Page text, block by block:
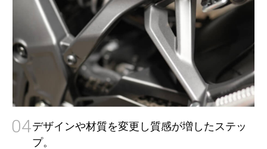
04デザインや材質を変更し質感が増したステッ
プ。